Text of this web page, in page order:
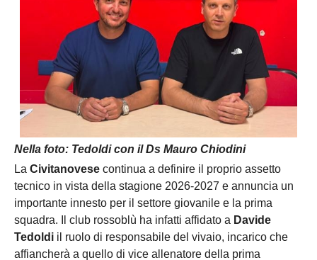
Nella foto: Tedoldi con il Ds Mauro Chiodini
La Civitanovese continua a definire il proprio assetto
tecnico in vista della stagione 2026-2027 e annuncia un
importante innesto per il settore giovanile e la prima
squadra. Il club rossoblù ha infatti affidato a Davide
Tedoldi il ruolo di responsabile del vivaio, incarico che
affiancherà a quello di vice allenatore della prima